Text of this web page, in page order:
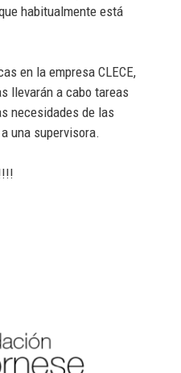
habitualmente está
en la empresa CLECE,
llevarán a cabo tareas
necesidades de las
una supervisora.